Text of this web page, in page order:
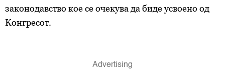
законодавство кое се очекува да биде усвоено од
Конгресот.